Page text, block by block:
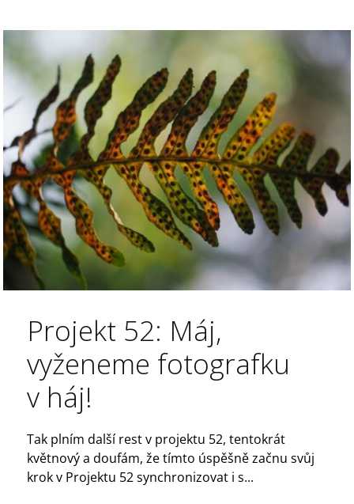
Projekt 52: Máj,
vyženeme fotografku
v háj!
Tak plním další rest v projektu 52, tentokrát
květnový a doufám, že tímto úspěšně začnu svůj
krok v Projektu 52 synchronizovat i s...